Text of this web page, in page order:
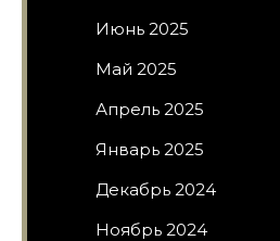
Июнь 2025
Май 2025
Апрель 2025
Январь 2025
Декабрь 2024
Ноябрь 2024